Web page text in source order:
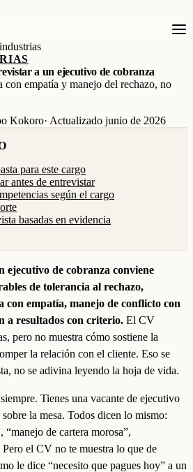
a un ejecutivo de cobranza
con empatía y manejo del rechazo, no
Kokoro· Actualizado junio de 2026
para este cargo
antes de entrevistar
según el cargo
basadas en evidencia
ejecutivo de cobranza conviene
de tolerancia al rechazo,
con empatía, manejo de conflicto con
a resultados con criterio. El CV
pero no muestra cómo sostiene la
la relación con el cliente. Eso se
no se adivina leyendo la hoja de vida.
Tienes una vacante de ejecutivo
la mesa. Todos dicen lo mismo:
“manejo de cartera morosa”,
el CV no te muestra lo que de
le dice “necesito que pagues hoy” a un